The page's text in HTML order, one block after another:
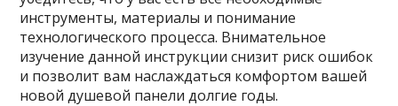
инструменты, материалы и понимание
технологического процесса. Внимательное
изучение данной инструкции снизит риск ошибок
и позволит вам наслаждаться комфортом вашей
новой душевой панели долгие годы.